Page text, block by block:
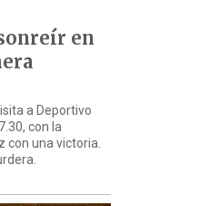
en
a Deportivo
con la
con una victoria.